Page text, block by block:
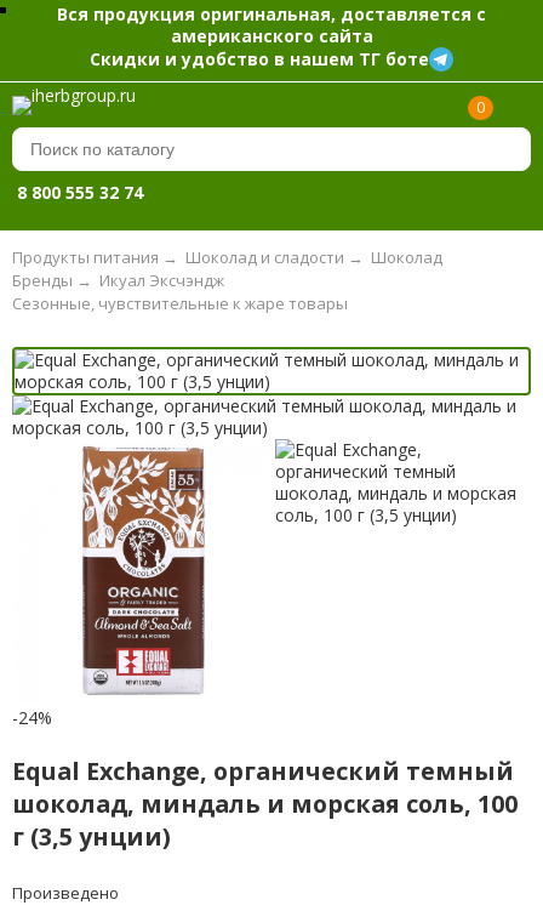
Вся продукция оригинальная, доставляется с
американского сайта
Скидки и удобство в нашем ТГ боте
0
8 800 555 32 74
Продукты питания → Шоколад и сладости → Шоколад
Икуал Эксчэндж
Бренды →
Сезонные, чувствительные к жаре товары
-24%
Equal Exchange, органический темный
шоколад, миндаль и морская соль, 100
г (3,5 унции)
Произведено